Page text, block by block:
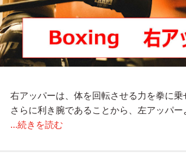
右アッパーは、体を回転させる力を拳に乗
さらに利き腕であることから、左アッパ
...続きを読む